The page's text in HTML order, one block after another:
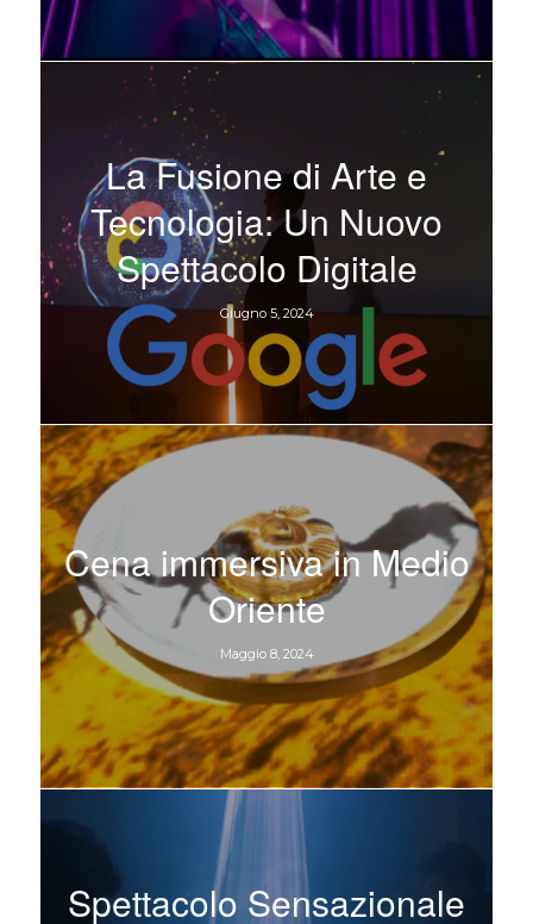
La Fusione di Arte e
Tecnologia: Un Nuovo
Spettacolo Digitale
Giugno 5, 2024
Cena immersiva in Medio
Oriente
Maggio 8, 2024
Spettacolo Sensazionale